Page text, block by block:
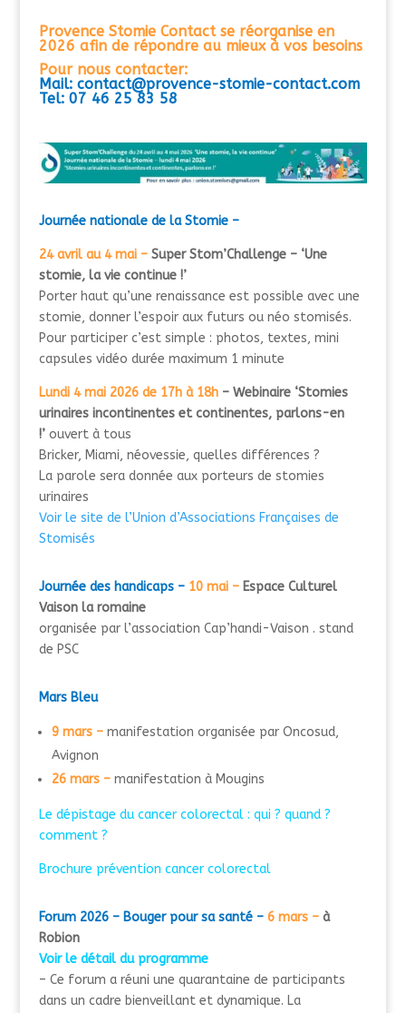
Provence Stomie Contact se réorganise en
2026 afin de répondre au mieux à vos besoins
Pour nous contacter:
Mail: contact@provence-stomie-contact.com
Tel: 07 46 25 83 58
Journée nationale de la Stomie –
24 avril au 4 mai – Super Stom’Challenge – ‘Une
stomie, la vie continue !’
Porter haut qu’une renaissance est possible avec une
stomie, donner l’espoir aux futurs ou néo stomisés.
Pour participer c’est simple : photos, textes, mini
capsules vidéo durée maximum 1 minute
Lundi 4 mai 2026 de 17h à 18h– Webinaire ‘Stomies
urinaires incontinentes et continentes, parlons-en
!’ ouvert à tous
Bricker, Miami, néovessie, quelles différences ?
La parole sera donnée aux porteurs de stomies
urinaires
Voir le site de l’Union d’Associations Françaises de
Stomisés
Journée des handicaps – 10 mai –Espace Culturel
Vaison la romaine
organisée par l’association Cap’handi-Vaison . stand
de PSC
Mars Bleu
9 mars –manifestation organisée par Oncosud,
Avignon
26 mars – manifestation à Mougins
Le dépistage du cancer colorectal : qui ? quand ?
comment ?
Brochure prévention cancer colorectal
Forum 2026 – Bouger pour sa santé – 6 mars –à
Robion
Voir le détail du programme
– Ce forum a réuni une quarantaine de participants
dans un cadre bienveillant et dynamique. La